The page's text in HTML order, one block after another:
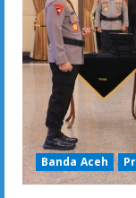
Pasca
Aceh
Banda Aceh